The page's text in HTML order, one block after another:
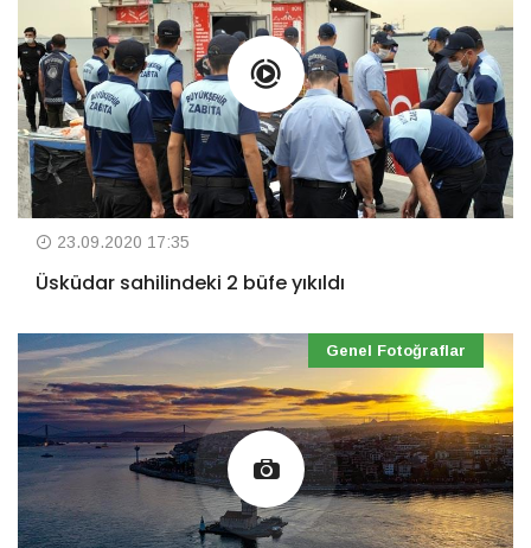
23.09.2020 17:35
Üsküdar sahilindeki 2 büfe yıkıldı
Genel Fotoğraflar